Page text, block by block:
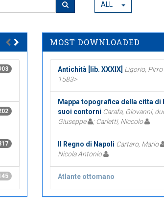
ALL
MOST DOWNLOADED
Antichità [lib. XXXIX] Ligorio, Pirro
1583>
Mappa topografica della citta di
suoi contorni Carafa, Giovanni,
Giuseppe
; Carletti, Niccolo
Il Regno di Napoli Cartaro, Mario
Nicola Antonio
Atlante ottomano